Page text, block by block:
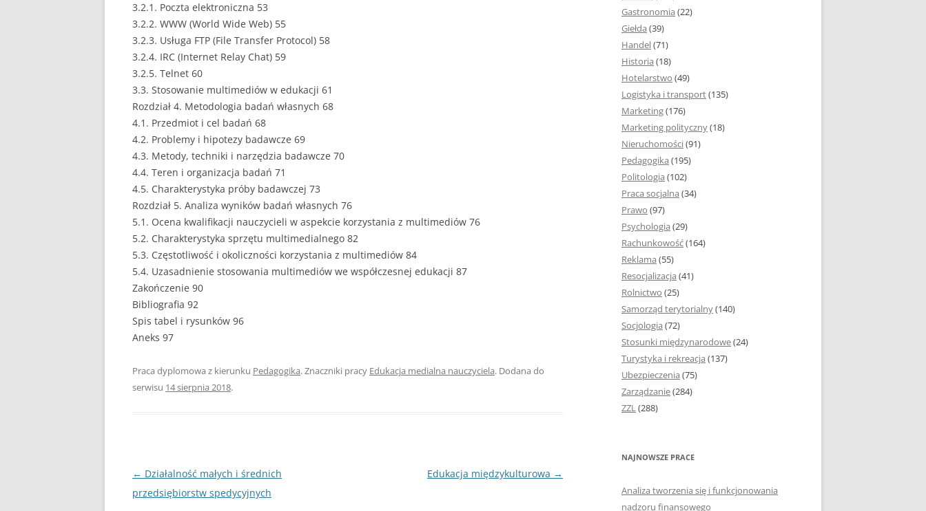
HANDEL
HISTORIA
HOTELARSTWO
LOGISTYKA I TRANSPORT
MARKETING
MARKETING POLITYCZNY
NIERUCHOMOŚCI
PEDAGOGIKA
POLITOLOGIA
REKLAMA
SOCJOLOGIA
WIELKOŚĆ STRON
STRUKTURA AKAPITU W PRACY
DYPLOMOWEJ
STYL PRACY DYPLOMOWEJ
SPIS TREŚCI W PRACY
DYPLOMOWEJ
WSTĘP PRACY DYPLOMOWEJ
ROZDZIAŁY I PODROZDZIAŁY
ZAKOŃCZENIE PRACY
DYPLOMOWEJ
BIBLIOGRAFIA
SPIS RYSUNKÓW, TABEL I
ZAŁĄCZNIKÓW
TABELE, RYSUNKI ORAZ WYKRESY
KSIĄŻKI, KTÓRE POMOGĄ CI
3.2.1. Poczta elektroniczna 53
3.2.2. WWW (World Wide Web) 55
3.2.3. Usługa FTP (File Transfer Protocol) 58
3.2.4. IRC (Internet Relay Chat) 59
3.2.5. Telnet 60
3.3. Stosowanie multimediów w edukacji 61
Rozdział 4. Metodologia badań własnych 68
4.1. Przedmiot i cel badań 68
4.2. Problemy i hipotezy badawcze 69
4.3. Metody, techniki i narzędzia badawcze 70
4.4. Teren i organizacja badań 71
4.5. Charakterystyka próby badawczej 73
Rozdział 5. Analiza wyników badań własnych 76
5.1. Ocena kwalifikacji nauczycieli w aspekcie korzystania z multimediów 76
5.2. Charakterystyka sprzętu multimedialnego 82
5.3. Częstotliwość i okoliczności korzystania z multimediów 84
5.4. Uzasadnienie stosowania multimediów we współczesnej edukacji 87
Zakończenie 90
Bibliografia 92
Spis tabel i rysunków 96
Aneks 97
Praca dyplomowa z kierunku Pedagogika. Znaczniki pracy Edukacja medialna nauczyciela. Dodana do
serwisu 14 sierpnia 2018.
Nawigacja
wpisu
← Działalność małych i średnich
przedsiębiorstw spedycyjnych
Edukacja międzykulturowa →
Gastronomia (22)
Giełda (39)
Handel(71)
Historia (18)
Hotelarstwo (49)
Logistyka i transport(135)
Marketing(176)
Marketing polityczny(18)
Nieruchomości(91)
Pedagogika (195)
Politologia (102)
Praca socjalna (34)
Prawo (97)
Psychologia (29)
Rachunkowość(164)
Reklama (55)
Resocjalizacja (41)
Rolnictwo (25)
Samorząd terytorialny(140)
Socjologia (72)
Stosunki międzynarodowe(24)
Turystyka i rekreacja (137)
Ubezpieczenia (75)
Zarządzanie(284)
ZZL(288)
NAJNOWSZE PRACE
Analiza tworzenia się i funkcjonowania
nadzoru finansowego